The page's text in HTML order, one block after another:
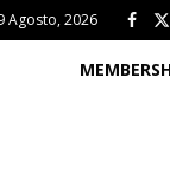
Agosto, 2026